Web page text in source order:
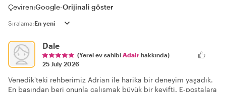
Çeviren:Google-Orijinali göster
Sıralama:
Dale
(Yerel ev sahibi Adair hakkında)
25 July 2026
Venedik'teki rehberimiz Adrian ile harika bir deneyim yaşadık.
En başından beri onunla çalışmak büyük bir keyifti. E-postalara